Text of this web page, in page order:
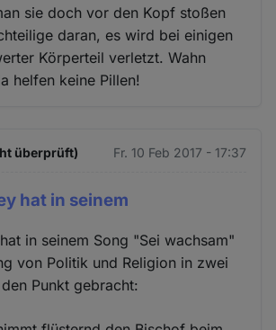
sie doch vor den Kopf stoßen
daran, es wird bei einigen
Körperteil verletzt. Wahn
helfen keine Pillen!
überprüft) Fr. 10 Feb 2017 - 17:37
hat in seinem
in seinem Song "Sei wachsam"
von Politik und Religion in zwei
Punkt gebracht: